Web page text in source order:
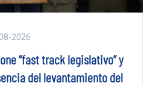
2026
“fast track legislativo” y
del levantamiento del